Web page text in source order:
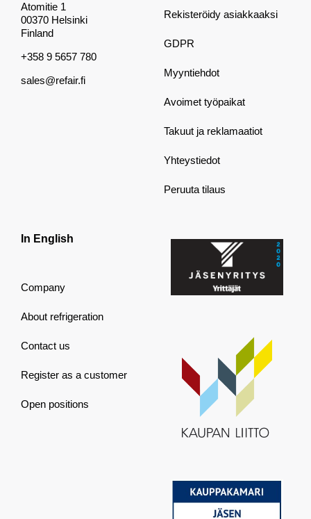
Atomitie 1
00370 Helsinki
Finland
+358 9 5657 780
sales@refair.fi
Rekisteröidy asiakkaaksi
GDPR
Myyntiehdot
Avoimet työpaikat
Takuut ja reklamaatiot
Yhteystiedot
Peruuta tilaus
In English
Company
About refrigeration
Contact us
Register as a customer
Open positions